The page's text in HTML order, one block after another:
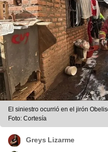
El siniestro ocurrió en el jirón
Foto: Cortesía
Greys Lizarme